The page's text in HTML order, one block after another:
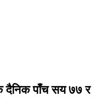
दैनिक पाँच सय ७७ र